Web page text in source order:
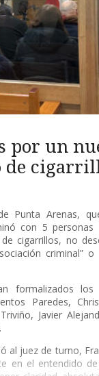
por un
de
Punta Arenas,
con 5 personas
cigarrillos, no
criminal” o
formalizados los
Paredes,
Javier
al juez de turno,
en el entendido